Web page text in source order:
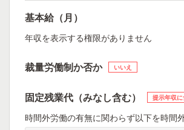
基本給（月）
年収を表示する権限がありません
裁量労働制か否か いいえ
固定残業代（みなし含む） 提示年収
時間外労働の有無に関わらず以下を時間